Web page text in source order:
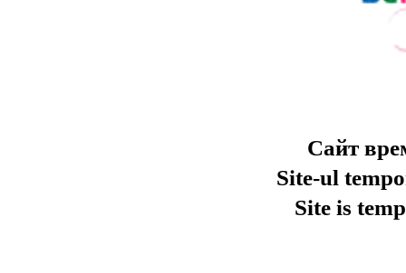
Сайт
Site-ul
Site is